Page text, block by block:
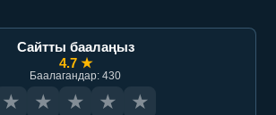
Сайтты баалаңыз
4.7 ★
Баалагандар: 430
★ ★ ★ ★ ★